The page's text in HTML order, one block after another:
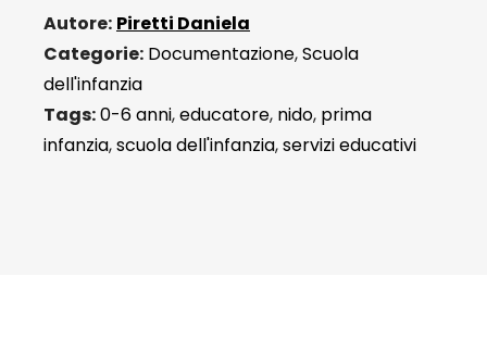
Autore: Piretti Daniela
Categorie: Documentazione,Scuola
dell'infanzia
Tags:0-6 anni,educatore, nido, prima
infanzia,scuola dell'infanzia,servizi educativi